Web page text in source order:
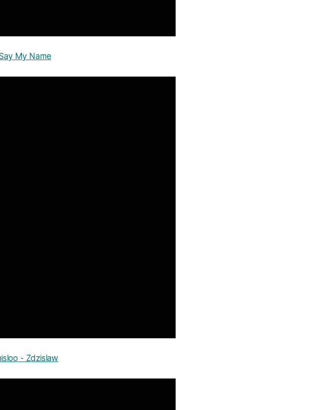
My Name
- Zdzislaw